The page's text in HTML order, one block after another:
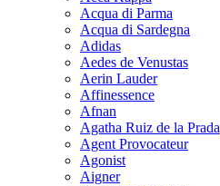
Acqua di Parma
Acqua di Sardegna
Adidas
Aedes de Venustas
Aerin Lauder
Affinessence
Afnan
Agatha Ruiz de la Prada
Agent Provocateur
Agonist
Aigner